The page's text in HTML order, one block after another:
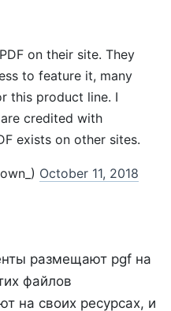
on their site. They
to feature it, many
this product line. I
credited with
exists on other sites.
October 11, 2018
размещают pgf на
файлов
на своих ресурсах, и